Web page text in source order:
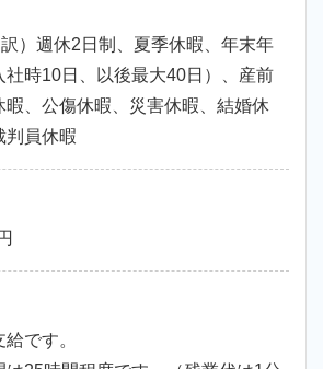
）週休2日制、夏季休暇、年末年
社時10日、以後最大40日）、産前
暇、公傷休暇、災害休暇、結婚休
判員休暇
です。